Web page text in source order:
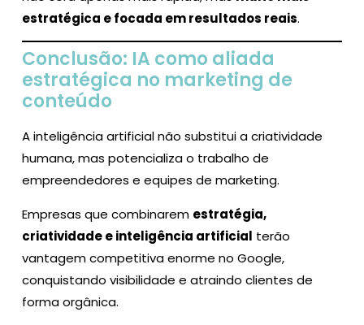
estratégica e focada em resultados reais.
Conclusão: IA como aliada
estratégica no marketing de
conteúdo
A inteligência artificial não substitui a criatividade
humana, mas potencializa o trabalho de
empreendedores e equipes de marketing.
Empresas que combinarem estratégia,
criatividade e inteligência artificial terão
vantagem competitiva enorme no Google,
conquistando visibilidade e atraindo clientes de
forma orgânica.